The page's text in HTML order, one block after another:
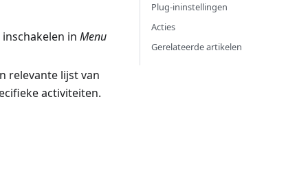
in Menu
relevante lijst van
activiteiten.
Plug-ininstellingen
Acties
Gerelateerde artikelen